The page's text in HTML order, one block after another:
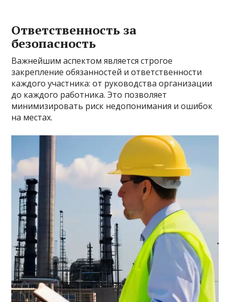
Ответственность за
безопасность
Важнейшим аспектом является строгое
закрепление обязанностей и ответственности
каждого участника: от руководства организации
до каждого работника. Это позволяет
минимизировать риск недопонимания и ошибок
на местах.